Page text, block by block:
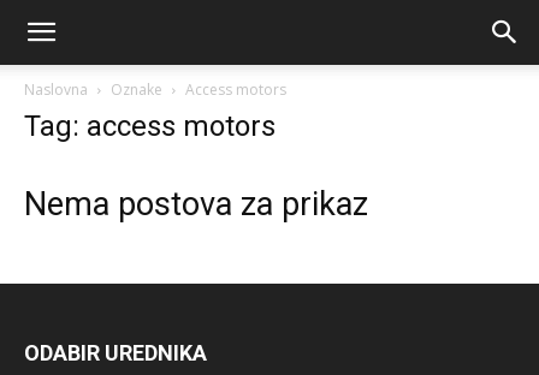
Naslovna Oznake Access motors
Tag: access motors
Nema postova za prikaz
ODABIR UREDNIKA